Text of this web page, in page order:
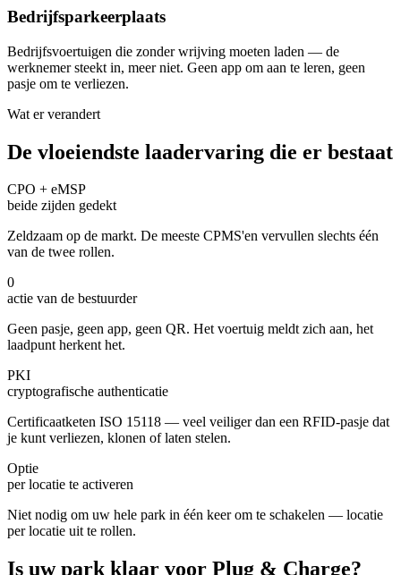
Bedrijfsparkeerplaats
Bedrijfsvoertuigen die zonder wrijving moeten laden — de
werknemer steekt in, meer niet. Geen app om aan te leren, geen
pasje om te verliezen.
Wat er verandert
De vloeiendste laadervaring die er bestaat
CPO + eMSP
beide zijden gedekt
Zeldzaam op de markt. De meeste CPMS'en vervullen slechts één
van de twee rollen.
0
actie van de bestuurder
Geen pasje, geen app, geen QR. Het voertuig meldt zich aan, het
laadpunt herkent het.
PKI
cryptografische authenticatie
Certificaatketen ISO 15118 — veel veiliger dan een RFID-pasje dat
je kunt verliezen, klonen of laten stelen.
Optie
per locatie te activeren
Niet nodig om uw hele park in één keer om te schakelen — locatie
per locatie uit te rollen.
Is uw park klaar voor Plug & Charge?